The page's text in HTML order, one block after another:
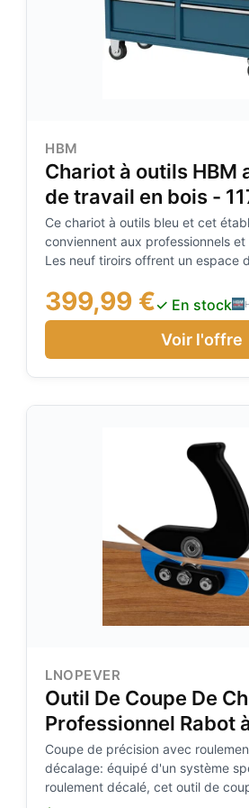
HBM
Chariot à outils HBM
de travail en bois -
Ce chariot à outils bleu et cet
conviennent aux professionnels
Les neuf tiroirs offrent un espace
surface de travail robuste peut
tout comme les quatre roues
poignée en acier située sur le
le chariot facile à manœuvrer. Ce
pour outils est la solution idéale
399,99 €✓ En stock
Voir l'offre
LNOPEVER
Outil De Coupe De
Professionnel Rabot
Grattoir à Chanfrein
Outillage Menuiserie
De Travail Meuble
Coupe de précision avec
décalage: équipé d'un système
roulement décalé, cet outil de